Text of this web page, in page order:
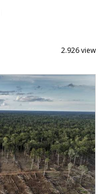
2.926 view